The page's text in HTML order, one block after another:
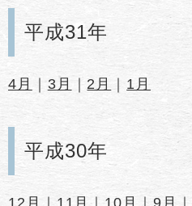
平成31年
4月 ｜ 3月 ｜ 2月 ｜ 1月
平成30年
12月 ｜ 11月 ｜ 10月 ｜ 9月 ｜